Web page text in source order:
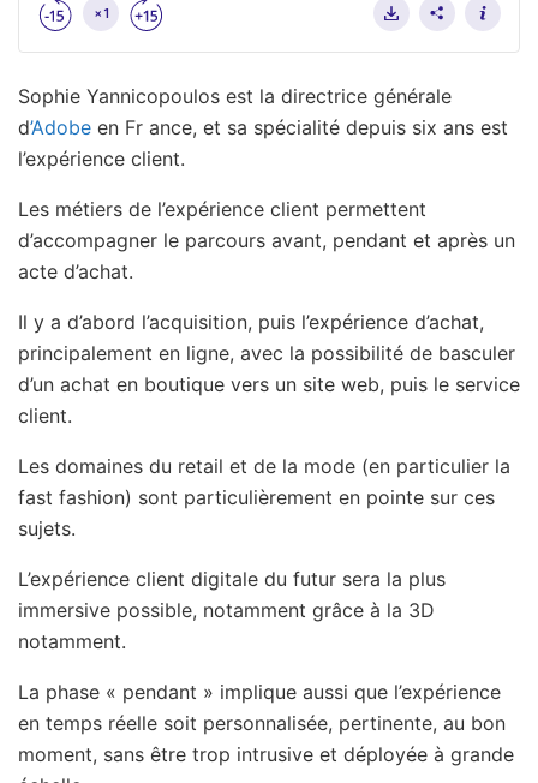
Sophie Yannicopoulos est la directrice générale
d’Adobe en Fr ance, et sa spécialité depuis six ans est
l’expérience client.
Les métiers de l’expérience client permettent
d’accompagner le parcours avant, pendant et après un
acte d’achat.
Il y a d’abord l’acquisition, puis l’expérience d’achat,
principalement en ligne, avec la possibilité de basculer
d’un achat en boutique vers un site web, puis le service
client.
Les domaines du retail et de la mode (en particulier la
fast fashion) sont particulièrement en pointe sur ces
sujets.
L’expérience client digitale du futur sera la plus
immersive possible, notamment grâce à la 3D
notamment.
La phase « pendant » implique aussi que l’expérience
en temps réelle soit personnalisée, pertinente, au bon
moment, sans être trop intrusive et déployée à grande